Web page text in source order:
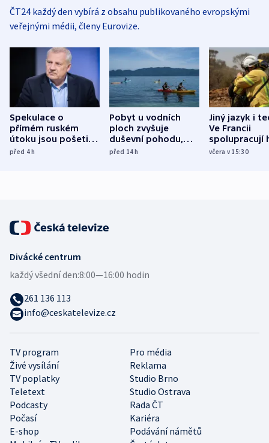
ČT24 každý den vybírá z obsahu publikovaného evropskými
veřejnými médii, členy Eurovize.
Spekulace o
přímém ruském
útoku jsou pošetilé,
míní estonský
před 4h
Pobyt u vodních
ploch zvyšuje
duševní pohodu,
ukázala
před 14h
Jiný jazyk i
Ve Francii
spolupracují
různých zemí
včera v 15:30
TV program
Pro média
Živé vysílání
Reklama
TV poplatky
Studio Brno
Teletext
Studio Ostrava
Podcasty
Rada ČT
Počasí
Kariéra
E-shop
Podávání námětů
Divácké centrum
každý všední den:8:00—16:00 hodin
261 136 113
info@ceskatelevize.cz